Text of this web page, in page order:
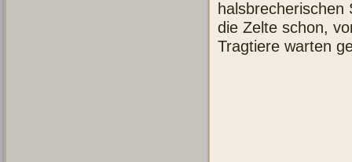
halsbrecherischen
die Zelte schon,
Tragtiere warten